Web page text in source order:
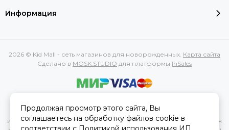
Информация
2026 © Kid Mall - сеть магазинов для новорожденных. Карта сайта
Сделано в MOSK.STUDIO для платформы InSales
характеристик, стоимости товаров и услуг, носит
информационный характер и ни при каких условиях не является
Продолжая просмотр этого сайта, Вы
соглашаетесь на обработку файлов cookie в